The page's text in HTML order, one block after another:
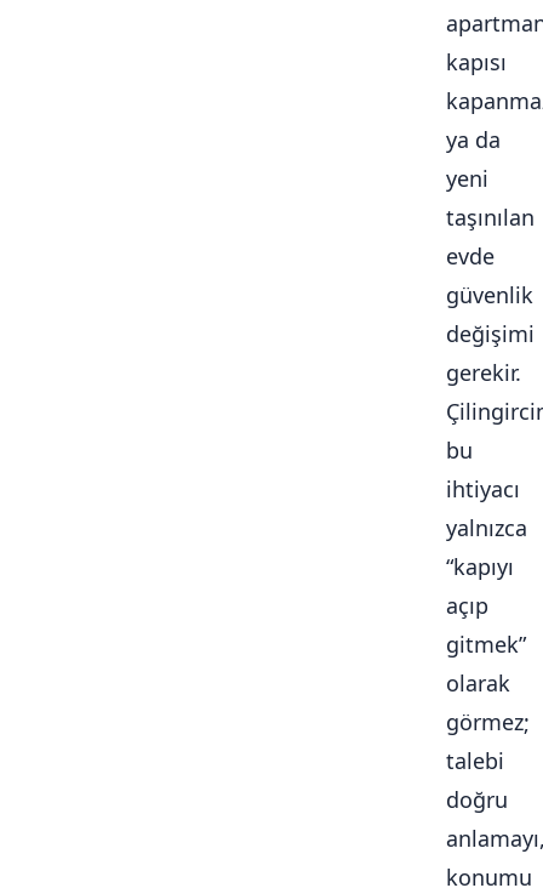
kapısı
ya da
yeni
taşınılan
evde
güvenlik
değişimi
gerekir.
bu
ihtiyacı
yalnızca
“kapıyı
açıp
gitmek”
olarak
görmez;
talebi
doğru
konumu